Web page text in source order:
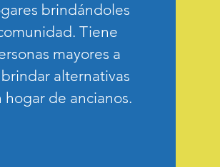
brindándoles
Tiene
mayores a
alternativas
de ancianos.